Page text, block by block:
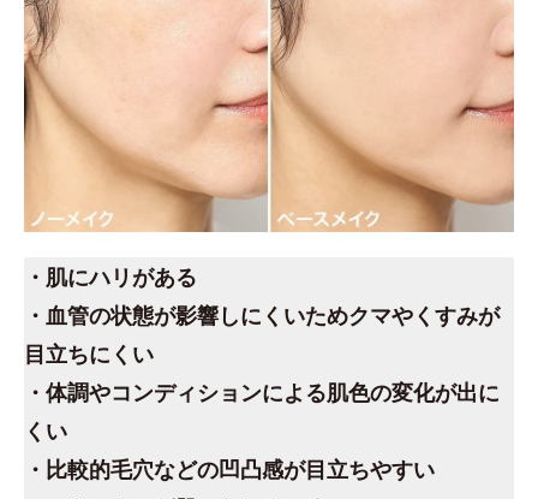
・肌にハリがある
・血管の状態が影響しにくいためクマやくすみが
目立ちにくい
・体調やコンディションによる肌色の変化が出に
くい
・比較的毛穴などの凹凸感が目立ちやすい